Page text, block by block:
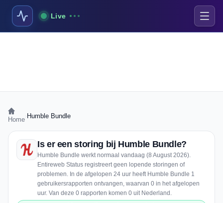
Live
Home Humble Bundle
Is er een storing bij Humble Bundle?
Humble Bundle werkt normaal vandaag (8 August 2026).
Entireweb Status registreert geen lopende storingen of
problemen. In de afgelopen 24 uur heeft Humble Bundle 1
gebruikersrapporten ontvangen, waarvan 0 in het afgelopen
uur. Van deze 0 rapporten komen 0 uit Nederland.